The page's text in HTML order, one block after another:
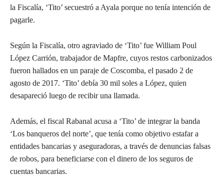
la Fiscalía, ‘Tito’ secuestró a Ayala porque no tenía intención de
pagarle.
Según la Fiscalía, otro agraviado de ‘Tito’ fue William Poul
López Carrión, trabajador de Mapfre, cuyos restos carbonizados
fueron hallados en un paraje de Coscomba, el pasado 2 de
agosto de 2017. ‘Tito’ debía 30 mil soles a López, quien
desapareció luego de recibir una llamada.
Además, el fiscal Rabanal acusa a ‘Tito’ de integrar la banda
‘Los banqueros del norte’, que tenía como objetivo estafar a
entidades bancarias y aseguradoras, a través de denuncias falsas
de robos, para beneficiarse con el dinero de los seguros de
cuentas bancarias.